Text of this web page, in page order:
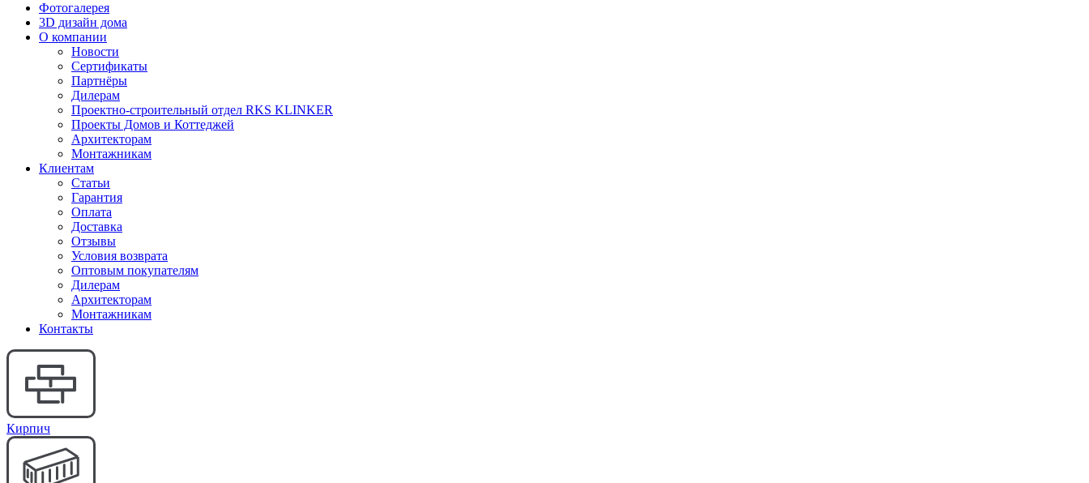
Фотогалерея
3D дизайн дома
О компании
Новости
Сертификаты
Партнёры
Дилерам
Проектно-строительный отдел RKS KLINKER
Проекты Домов и Коттеджей
Архитекторам
Монтажникам
Клиентам
Статьи
Гарантия
Оплата
Доставка
Отзывы
Условия возврата
Оптовым покупателям
Дилерам
Архитекторам
Монтажникам
Контакты
Кирпич